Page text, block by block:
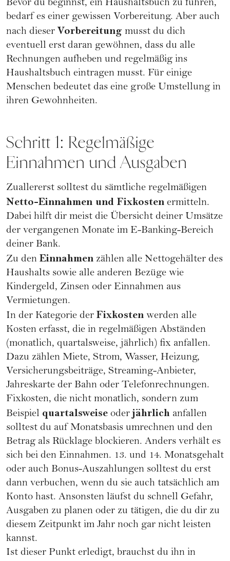
Bevor du beginnst, ein Haushaltsbuch zu führen,
bedarf es einer gewissen Vorbereitung. Aber auch
nach dieser Vorbereitung musst du dich
eventuell erst daran gewöhnen, dass du alle
Rechnungen aufheben und regelmäßig ins
Haushaltsbuch eintragen musst. Für einige
Menschen bedeutet das eine große Umstellung in
ihren Gewohnheiten.
Schritt 1: Regelmäßige
Einnahmen und Ausgaben
Zuallererst solltest du sämtliche regelmäßigen
Netto-Einnahmen und Fixkosten ermitteln.
Dabei hilft dir meist die Übersicht deiner Umsätze
der vergangenen Monate im E-Banking-Bereich
deiner Bank.
Zu den Einnahmen zählen alle Nettogehälter des
Haushalts sowie alle anderen Bezüge wie
Kindergeld, Zinsen oder Einnahmen aus
Vermietungen.
In der Kategorie der Fixkosten werden alle
Kosten erfasst, die in regelmäßigen Abständen
(monatlich, quartalsweise, jährlich) fix anfallen.
Dazu zählen Miete, Strom, Wasser, Heizung,
Versicherungsbeiträge, Streaming-Anbieter,
Jahreskarte der Bahn oder Telefonrechnungen.
Fixkosten, die nicht monatlich, sondern zum
Beispiel quartalsweise oderjährlich anfallen
solltest du auf Monatsbasis umrechnen und den
Betrag als Rücklage blockieren. Anders verhält es
sich bei den Einnahmen. 13. und 14. Monatsgehalt
oder auch Bonus-Auszahlungen solltest du erst
dann verbuchen, wenn du sie auch tatsächlich am
Konto hast. Ansonsten läufst du schnell Gefahr,
Ausgaben zu planen oder zu tätigen, die du dir zu
diesem Zeitpunkt im Jahr noch gar nicht leisten
kannst.
Ist dieser Punkt erledigt, brauchst du ihn in